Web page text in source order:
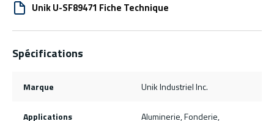
Unik U-SF89471 Fiche Technique
Spécifications
Marque Unik Industriel Inc.
Applications
Aluminerie, Fonderie,